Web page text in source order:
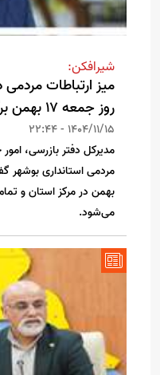
شیرافکن:
روز جمعه ۱۷ بهمن برگزار می‌شود
1404/11/15 - 22:44
مدیرکل دفتر بازرسی،
بهمن در مرکز استان و
می‌شود.